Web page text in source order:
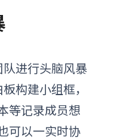
进行头脑风暴
构建小组框，
等记录成员想
可以一实时协